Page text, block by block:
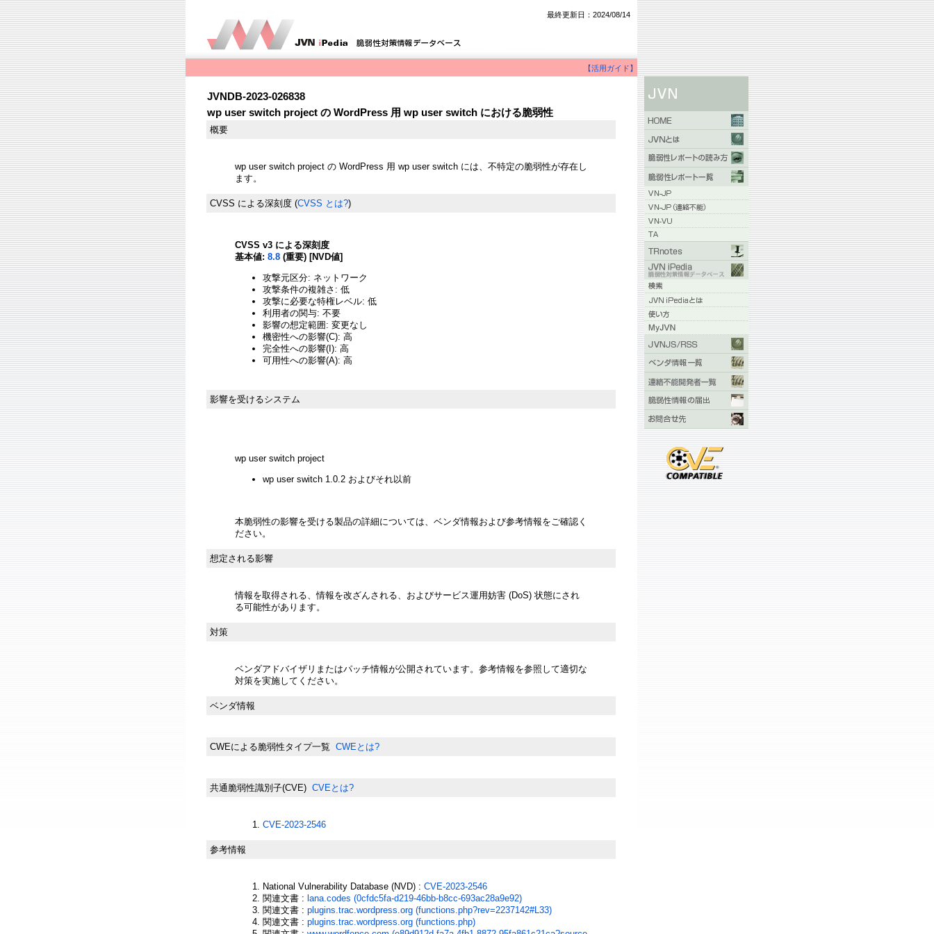
最終更新日：2024/08/14
【活用ガイド】
JVNDB-2023-026838
wp user switch project の WordPress 用 wp user switch における脆弱性
概要
wp user switch project の WordPress 用 wp user switch には、不特定の脆弱性が存在し
ます。
CVSS による深刻度 (CVSS とは?)
CVSS v3 による深刻度
基本値: 8.8 (重要) [NVD値]
攻撃元区分: ネットワーク
攻撃条件の複雑さ: 低
攻撃に必要な特権レベル: 低
利用者の関与: 不要
影響の想定範囲: 変更なし
機密性への影響(C): 高
完全性への影響(I): 高
可用性への影響(A): 高
影響を受けるシステム
wp user switch project
wp user switch 1.0.2 およびそれ以前
本脆弱性の影響を受ける製品の詳細については、ベンダ情報および参考情報をご確認く
ださい。
想定される影響
情報を取得される、情報を改ざんされる、およびサービス運用妨害 (DoS) 状態にされ
る可能性があります。
対策
ベンダアドバイザリまたはパッチ情報が公開されています。参考情報を参照して適切な
対策を実施してください。
ベンダ情報
CWEによる脆弱性タイプ一覧 CWEとは?
共通脆弱性識別子(CVE) CVEとは?
CVE-2023-2546
参考情報
National Vulnerability Database (NVD) : CVE-2023-2546
関連文書 : lana.codes (0cfdc5fa-d219-46bb-b8cc-693ac28a9e92)
関連文書 : plugins.trac.wordpress.org (functions.php?rev=2237142#L33)
関連文書 : plugins.trac.wordpress.org (functions.php)